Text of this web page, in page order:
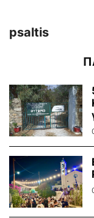
psaltis